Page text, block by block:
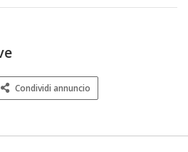
Condividi annuncio